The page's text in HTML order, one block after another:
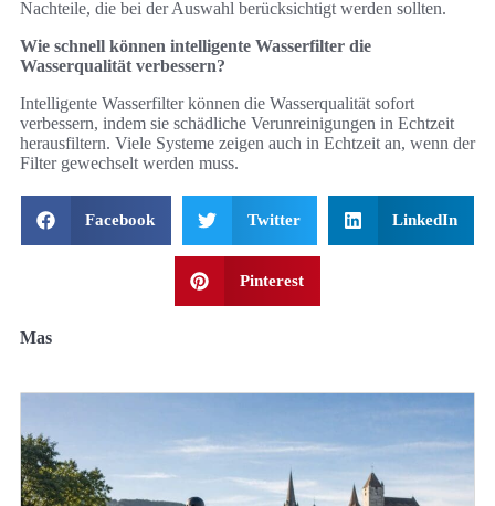
Nachteile, die bei der Auswahl berücksichtigt werden sollten.
Wie schnell können intelligente Wasserfilter die
Wasserqualität verbessern?
Intelligente Wasserfilter können die Wasserqualität sofort
verbessern, indem sie schädliche Verunreinigungen in Echtzeit
herausfiltern. Viele Systeme zeigen auch in Echtzeit an, wenn der
Filter gewechselt werden muss.
Facebook Twitter LinkedIn
Pinterest
Mas